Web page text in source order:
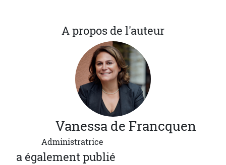
A propos de l'auteur
Vanessa de Francquen
Administratrice
a également publié